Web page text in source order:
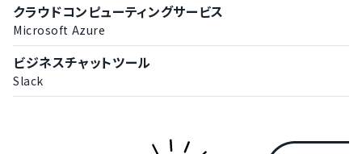
クラウドコンピューティングサービス
Microsoft Azure
ビジネスチャットツール
Slack